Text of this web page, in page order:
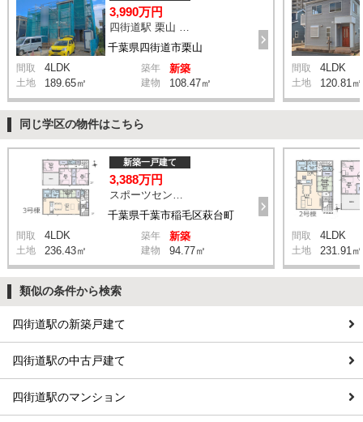
千葉県四街道市栗山
3,990万円
四街道駅 栗山 バス10分 停歩6分
間取 4LDK 築年 新築
土地 189.65㎡ 建物 108.47㎡
間取 4LDK
土地 120.81㎡
同じ学区の物件はこちら
千葉県千葉市稲毛区萩台町
新築一戸建て
3,388万円
間取 4LDK 築年 新築
土地 236.43㎡ 建物 94.77㎡
間取 4LDK
土地 231.91㎡
類似の条件から検索
四街道駅の新築戸建て
四街道駅の中古戸建て
四街道駅のマンション